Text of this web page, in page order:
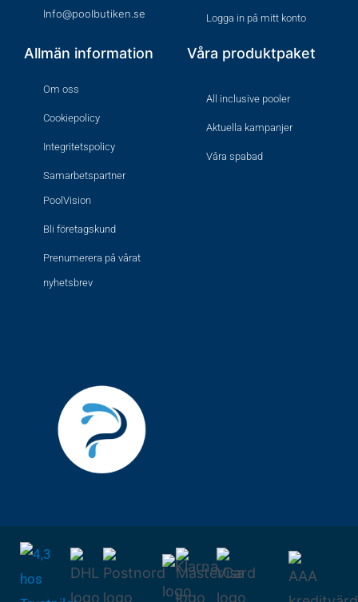
Info@poolbutiken.se Logga in på mitt konto
Allmän information
Om oss
Cookiepolicy
Integritetspolicy
Samarbetspartner
PoolVision
Bli företagskund
Prenumerera på vårat
nyhetsbrev
Våra produktpaket
All inclusive pooler
Aktuella kampanjer
Våra spabad